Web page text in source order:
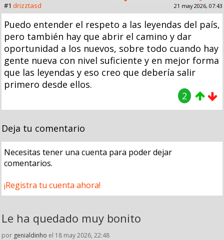
#1 drizztasd 21 may 2026, 07:43
Puedo entender el respeto a las leyendas del país,
pero también hay que abrir el camino y dar
oportunidad a los nuevos, sobre todo cuando hay
gente nueva con nivel suficiente y en mejor forma
que las leyendas y eso creo que debería salir
primero desde ellos.
2
Deja tu comentario
Necesitas tener una cuenta para poder dejar
comentarios.
¡Registra tu cuenta ahora!
Le ha quedado muy bonito
por genialdinho el 18 may 2026, 22:48